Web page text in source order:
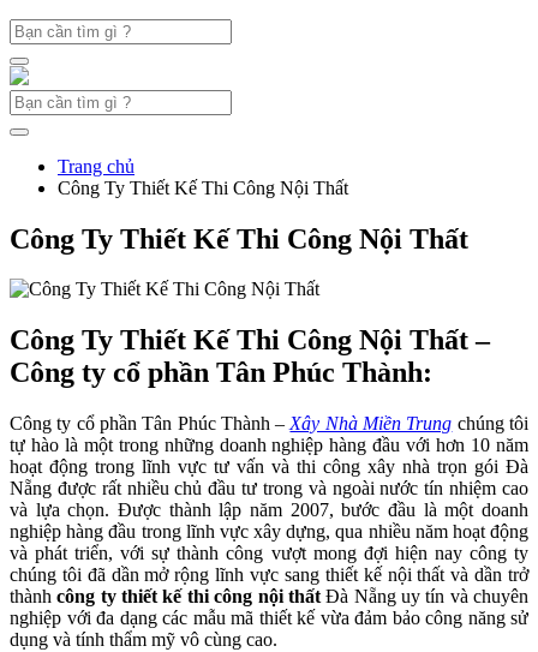
Trang chủ
Công Ty Thiết Kế Thi Công Nội Thất
Công Ty Thiết Kế Thi Công Nội Thất
Công Ty Thiết Kế Thi Công Nội Thất –
Công ty cổ phần Tân Phúc Thành:
Công ty cổ phần Tân Phúc Thành – Xây Nhà Miền Trung chúng tôi
tự hào là một trong những doanh nghiệp hàng đầu với hơn 10 năm
hoạt động trong lĩnh vực tư vấn và thi công xây nhà trọn gói Đà
Nẵng được rất nhiều chủ đầu tư trong và ngoài nước tín nhiệm cao
và lựa chọn. Được thành lập năm 2007, bước đầu là một doanh
nghiệp hàng đầu trong lĩnh vực xây dựng, qua nhiều năm hoạt động
và phát triển, với sự thành công vượt mong đợi hiện nay công ty
chúng tôi đã dần mở rộng lĩnh vực sang thiết kế nội thất và dần trở
thànhcông ty thiết kế thi công nội thấtĐà Nẵng uy tín và chuyên
nghiệp với đa dạng các mẫu mã thiết kế vừa đảm bảo công năng sử
dụng và tính thẩm mỹ vô cùng cao.